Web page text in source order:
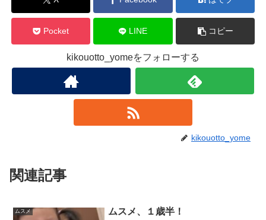
Pocket LINE コピー
kikouotto_yomeをフォローする
kikouotto_yome
関連記事
ムスメ ムスメ、１歳半！